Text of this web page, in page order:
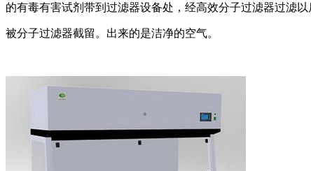
的有毒有害试剂带到过滤器设备处，经高效分子过滤器过滤
被分子过滤器截留。出来的是洁净的空气。